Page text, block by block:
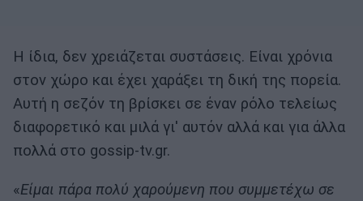
Η ίδια, δεν χρειάζεται συστάσεις. Είναι χρόνια
στον χώρο και έχει χαράξει τη δική της πορεία.
Αυτή η σεζόν τη βρίσκει σε έναν ρόλο τελείως
διαφορετικό και μιλά γι' αυτόν αλλά και για άλλα
πολλά στο gossip-tv.gr.
«Είμαι πάρα πολύ χαρούμενη που συμμετέχω σε